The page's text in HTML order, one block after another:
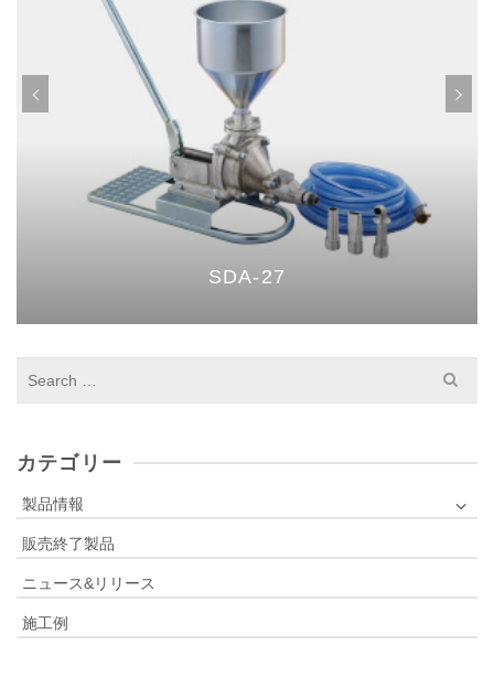
SDA-27
c
o
カテゴリー
製品情報
販売終了製品
ニュース&リリース
施工例